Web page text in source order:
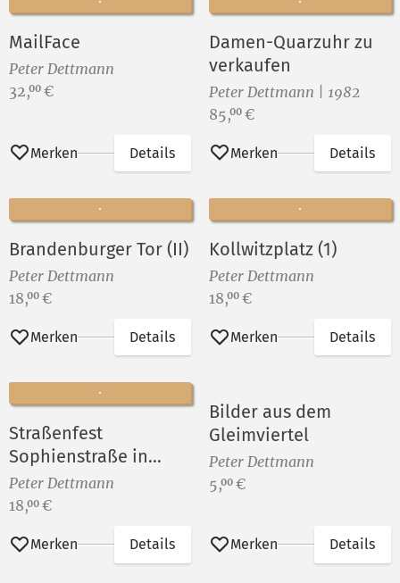
MailFace
Peter Dettmann
Preis:
32,00 €
Merken Details
Damen-Quarzuhr zu
verkaufen
Peter Dettmann | 1982
Preis:
85,00 €
Merken Details
Brandenburger Tor (II)
Peter Dettmann
Preis:
18,00 €
Merken Details
Kollwitzplatz (1)
Peter Dettmann
Preis:
18,00 €
Merken Details
Straßenfest
Sophienstraße in
Berlin-Rummelsburg
VII
Peter Dettmann
Preis:
18,00 €
Merken Details
Bilder aus dem
Gleimviertel
Peter Dettmann
Preis:
5,00 €
Merken Details